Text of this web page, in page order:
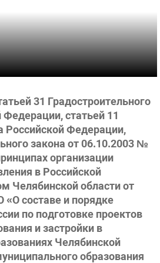
31 Градостроительного
статьей 11
Российской Федерации,
закона от 06.10.2003 №
организации
в Российской
Челябинской области от
составе и порядке
по подготовке проектов
и застройки в
Челябинской
образования